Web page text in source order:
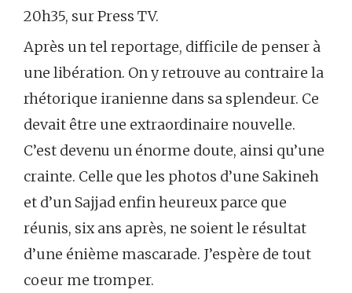
20h35, sur Press TV.
Après un tel reportage, difficile de penser à
une libération. On y retrouve au contraire la
rhétorique iranienne dans sa splendeur. Ce
devait être une extraordinaire nouvelle.
C’est devenu un énorme doute, ainsi qu’une
crainte. Celle que les photos d’une Sakineh
et d’un Sajjad enfin heureux parce que
réunis, six ans après, ne soient le résultat
d’une énième mascarade. J’espère de tout
coeur me tromper.